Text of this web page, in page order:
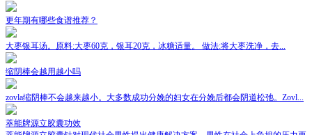
更年期有哪些食谱推荐？
大枣银耳汤。原料:大枣60克，银耳20克，冰糖适量。 做法:将大枣洗净，去...
缩阴棒会越用越小吗
zovla缩阴棒不会越来越小。大多数成功分娩的妇女在分娩后都会阴道松弛。Zovl...
萃能牌源立胶囊功效